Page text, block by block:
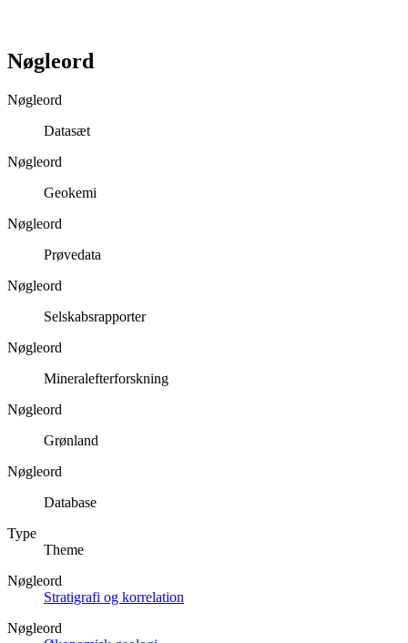
Nøgleord
Nøgleord
Datasæt
Nøgleord
Geokemi
Nøgleord
Prøvedata
Nøgleord
Selskabsrapporter
Nøgleord
Mineralefterforskning
Nøgleord
Grønland
Nøgleord
Database
Type
Theme
Nøgleord
Stratigrafi og korrelation
Nøgleord